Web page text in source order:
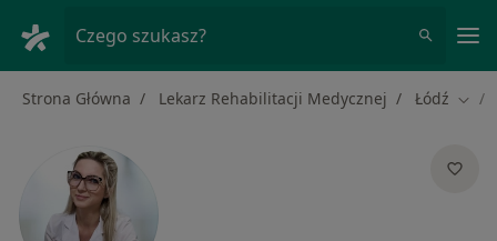
Czego szukasz?
Strona Główna Lekarz Rehabilitacji Medycznej Łódź